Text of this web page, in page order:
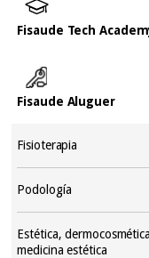
Fisaude Tech
Fisaude Aluguer
Fisioterapia
Podología
Estética,
medicina estética